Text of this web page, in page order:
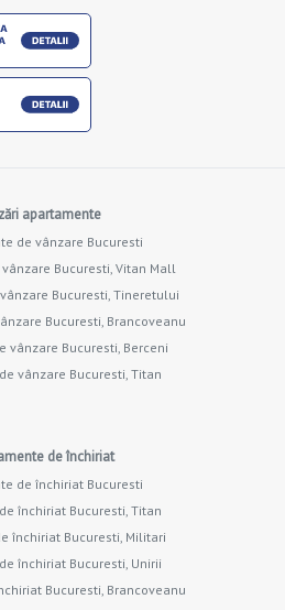
apartamente
de vânzare Bucuresti
Bucuresti, Vitan Mall
Bucuresti, Tineretului
Bucuresti, Brancoveanu
vânzare Bucuresti, Berceni
vânzare Bucuresti, Titan
de închiriat
de închiriat Bucuresti
închiriat Bucuresti, Titan
închiriat Bucuresti, Militari
închiriat Bucuresti, Unirii
Bucuresti, Brancoveanu